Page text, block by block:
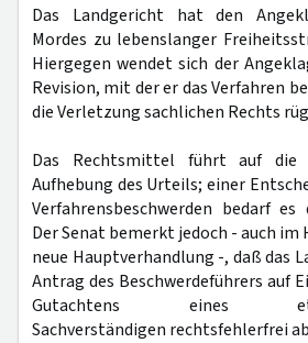
Das Landgericht hat den
Mordes zu lebenslanger
Hiergegen wendet sich der
Revision, mit der er das Verfahren
die Verletzung sachlichen Rechts
Das Rechtsmittel führt auf die
Aufhebung des Urteils; einer
Verfahrensbeschwerden bedarf
Der Senat bemerkt jedoch - auch im
neue Hauptverhandlung -, daß das
Antrag des Beschwerdeführers auf
Gutachtens eines
Sachverständigen rechtsfehlerfrei